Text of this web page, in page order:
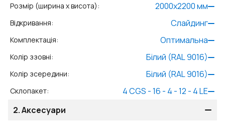
Розмір (ширина x висота): 2000x2200мм
Відкривання: Слайдинг
Комплектація: Оптимальна
Колір ззовні: Білий (RAL 9016)
Колір зсередини: Білий (RAL 9016)
Склопакет:
4 CGS - 16 - 4 - 12 - 4 LE
2.Аксесуари